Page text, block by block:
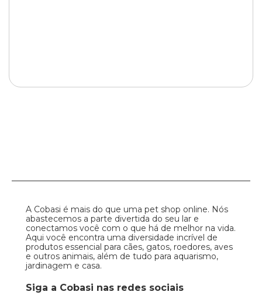
A Cobasi é mais do que uma pet shop online. Nós
abastecemos a parte divertida do seu lar e
conectamos você com o que há de melhor na vida.
Aqui você encontra uma diversidade incrível de
produtos essencial para cães, gatos, roedores, aves
e outros animais, além de tudo para aquarismo,
jardinagem e casa.
Siga a Cobasi nas redes sociais